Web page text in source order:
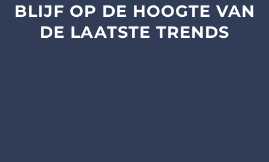
BLIJF OP DE HOOGTE VAN
DE LAATSTE TRENDS